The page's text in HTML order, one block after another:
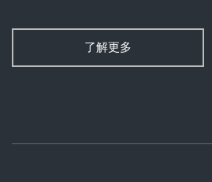
了解更多